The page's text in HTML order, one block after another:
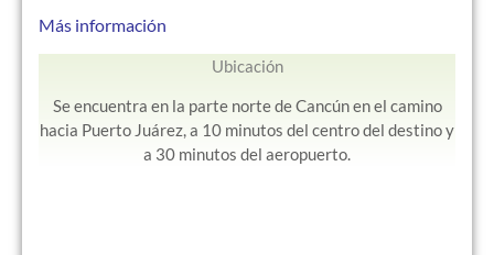
Más información
Ubicación
Se encuentra en la parte norte de Cancún en el camino
hacia Puerto Juárez, a 10 minutos del centro del destino y
a 30 minutos del aeropuerto.